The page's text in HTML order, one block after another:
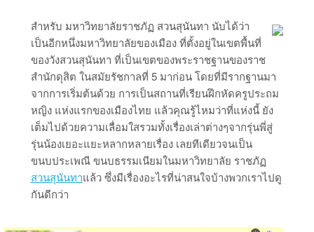
สำหรับ มหาวิทยาลัยราชภัฏ สวนสุนันทา นับได้ว่า
เป็นอีกหนึ่งมหาวิทยาลัยของเมือง ที่ตั้งอยู่ในเขตพื้นที่
ของวังสวนสุนันทา ที่เป็นเขตของพระราชฐานของราช
สำนักดุสิต ในสมัยรัชกาลที่ 5 มาก่อน โดยที่มีรากฐานมา
จากการเริ่มต้นด้วย การเป็นสถานที่เรียนฝึกหัดครูประถม
หญิง แห่งแรกของเมืองไทย แล้วคุณรู้ไหมว่าที่แห่งนี้ ยัง
เต็มไปด้วยความเลื่อมใสรวมทั้งเรื่องเล่าต่างๆจากรุ่นพี่สู่
รุ่นน้องเยอะแยะหลากหลายเรื่อง เลยทีเดียวจนเป็น
ขนบประเพณี ขนบธรรมเนียมในมหาวิทยาลัย ราชภัฏ
สวนสุนันทาแล้ว ซึ่งมีเรื่องอะไรที่น่าสนใจบ้างพวกเราไปดู
กันดีกว่า